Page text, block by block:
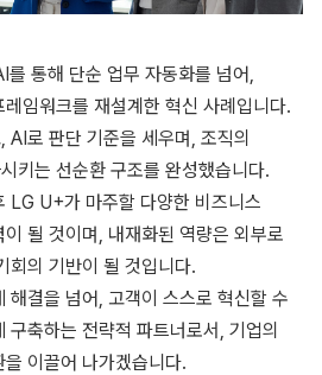
통해 단순 업무 자동화를 넘어,
임워크를 재설계한 혁신 사례입니다.
AI로 판단 기준을 세우며, 조직의
키는 선순환 구조를 완성했습니다.
LG U+가 마주할 다양한 비즈니스
될 것이며, 내재화된 역량은 외부로
회의 기반이 될 것입니다.
해결을 넘어, 고객이 스스로 혁신할 수
구축하는 전략적 파트너로서, 기업의
이끌어 나가겠습니다.